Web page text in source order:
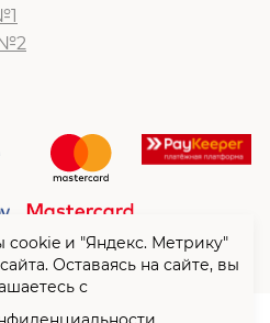
и "Яндекс. Метрику"
Оставаясь на сайте, вы
с